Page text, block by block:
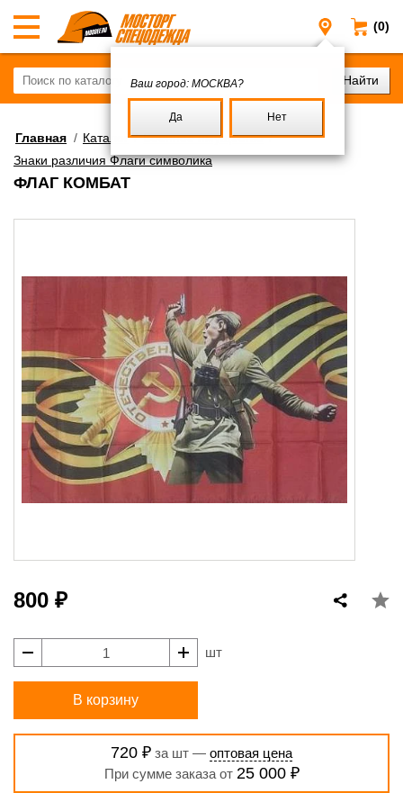
(0)
Москва
Ваш город: МОСКВА?
Да Нет
Главная / Каталог/Военное имущество/
Знаки различия Флаги символика
ФЛАГ КОМБАТ
800 ₽
шт
В корзину
720 ₽ за шт — оптовая цена
При сумме заказа от 25 000 ₽